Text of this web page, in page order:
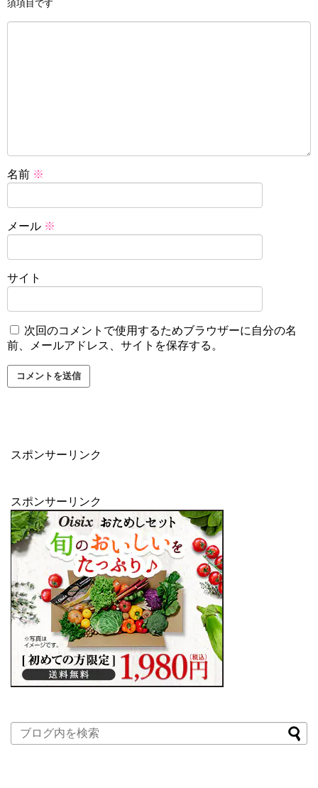
須項目です
名前 ※
メール ※
サイト
次回のコメントで使用するためブラウザーに自分の名
前、メールアドレス、サイトを保存する。
スポンサーリンク
スポンサーリンク